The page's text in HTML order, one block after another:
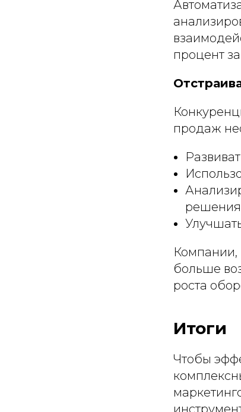
процент
продаж
больше
роста
Итоги
Чтобы